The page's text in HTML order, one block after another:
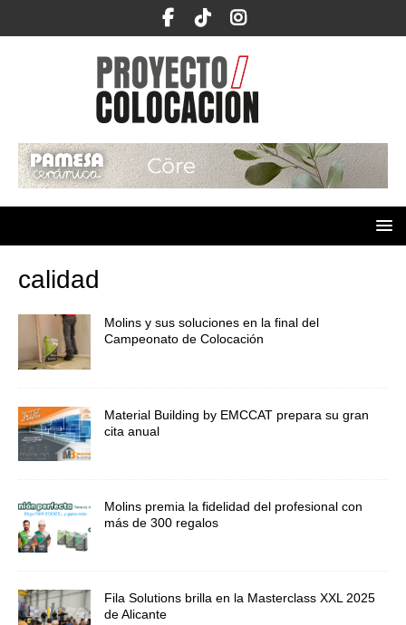
calidad
Molins y sus soluciones en la final del
Campeonato de Colocación
Material Building by EMCCAT prepara su gran
cita anual
Molins premia la fidelidad del profesional con
más de 300 regalos
Fila Solutions brilla en la Masterclass XXL 2025
de Alicante